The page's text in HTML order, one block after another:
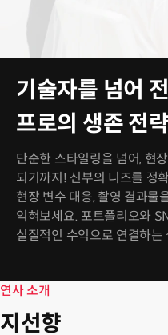
기술자를 넘어
프로의 생존 전략
단순한 스타일링을 넘어, 현
되기까지! 신부의 니즈를 정
현장 변수 대응, 촬영 결과물
익혀보세요. 포트폴리오와
실질적인 수익으로 연결하
연사 소개
지선향